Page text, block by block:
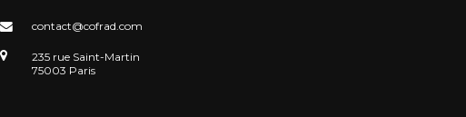
contact@cofrad.com
235 rue Saint-Martin
75003 Paris